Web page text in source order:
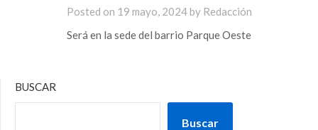
Posted on 19 mayo, 2024by Redacción
Será en la sede del barrio Parque Oeste
BUSCAR
Buscar